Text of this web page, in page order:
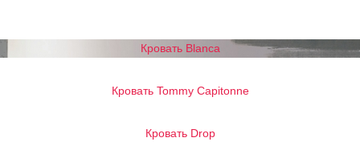
Кровать Blanca
Кровать Tommy Сapitonne
Кровать Drop